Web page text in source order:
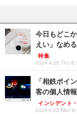
今日もどこ
えい」なめ
特集
2024.4.25 Thu
「相鉄ポイ
客の個人情
インシデント
2024.4.22 Mon